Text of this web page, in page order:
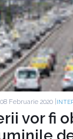
Februarie 2020 |
vor fi